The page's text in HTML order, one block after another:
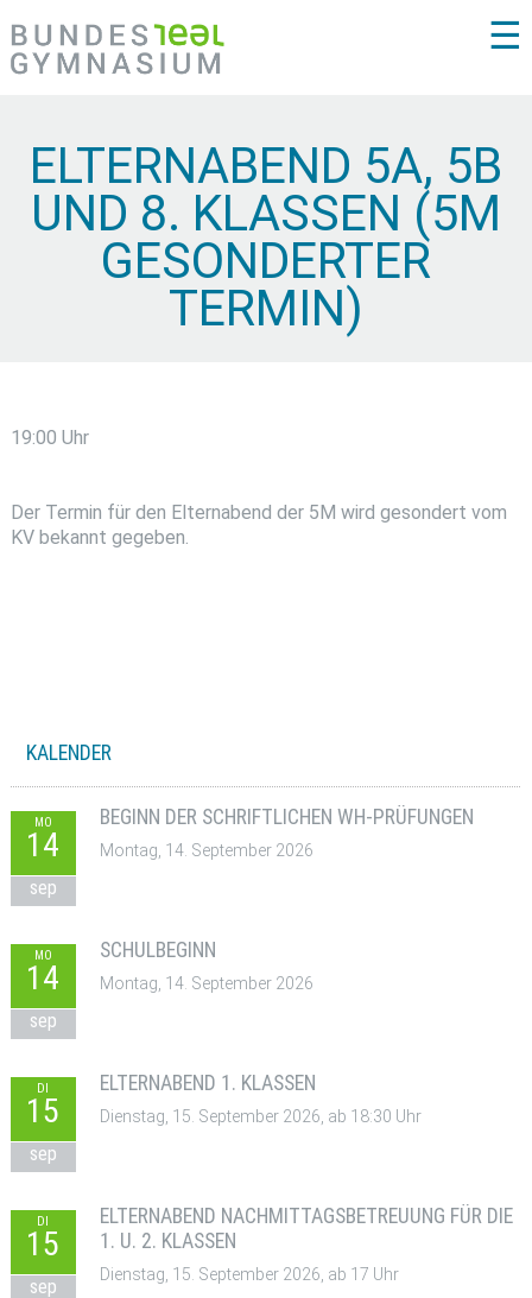
☰
ELTERNABEND 5A, 5B
UND 8. KLASSEN (5M
GESONDERTER
TERMIN)
19:00 Uhr
Der Termin für den Elternabend der 5M wird gesondert vom
KV bekannt gegeben.
KALENDER
MO
14
sep
BEGINN DER SCHRIFTLICHEN WH-PRÜFUNGEN
Montag, 14. September 2026
MO
14
sep
SCHULBEGINN
Montag, 14. September 2026
DI
15
sep
ELTERNABEND 1. KLASSEN
Dienstag, 15. September 2026, ab 18:30 Uhr
DI
15
sep
ELTERNABEND NACHMITTAGSBETREUUNG FÜR DIE
1. U. 2. KLASSEN
Dienstag, 15. September 2026, ab 17 Uhr